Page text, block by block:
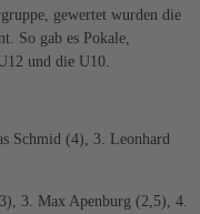
gewertet wurden die
So gab es Pokale,
und die U10.
Schmid (4), 3. Leonhard
3. Max Apenburg (2,5), 4.